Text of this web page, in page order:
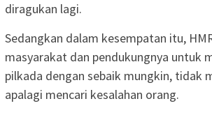
diragukan lagi.
Sedangkan dalam kesempatan itu,
masyarakat dan pendukungnya untuk
pilkada dengan sebaik mungkin, tidak
apalagi mencari kesalahan orang.